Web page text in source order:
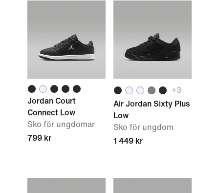
Jordan Court
Connect Low
Sko för ungdomar
799 kr
+3
Air Jordan Sixty Plus
Low
Sko för ungdom
1 449 kr